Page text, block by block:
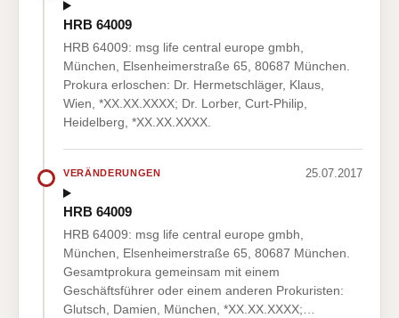
HRB 64009
HRB 64009: msg life central europe gmbh,
München, Elsenheimerstraße 65, 80687 München.
Prokura erloschen: Dr. Hermetschläger, Klaus,
Wien, *XX.XX.XXXX; Dr. Lorber, Curt-Philip,
Heidelberg, *XX.XX.XXXX.
VERÄNDERUNGEN 25.07.2017
HRB 64009
HRB 64009: msg life central europe gmbh,
München, Elsenheimerstraße 65, 80687 München.
Gesamtprokura gemeinsam mit einem
Geschäftsführer oder einem anderen Prokuristen:
Glutsch, Damien, München, *XX.XX.XXXX;…